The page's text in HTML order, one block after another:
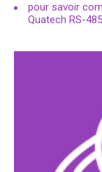
Declaration of
Council Directive:
30 6.1 OS/2
Operating Systems
pour savoir
Quatech RS-485